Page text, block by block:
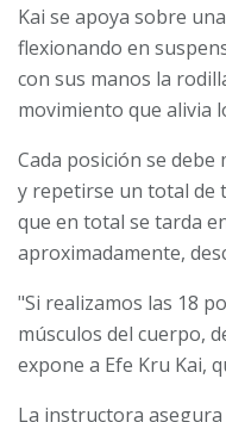
Kai se apoya sobre
flexionando en
con sus manos la
movimiento que alivia
Cada posición se
y repetirse un total de
que en total se tarda
aproximadamente,
"Si realizamos las 18
músculos del cuerpo,
expone a Efe Kru Kai,
La instructora